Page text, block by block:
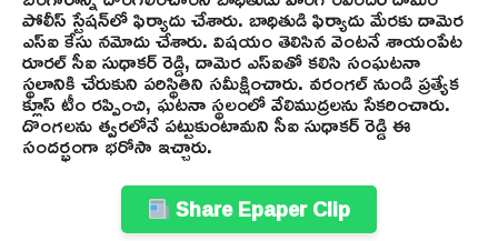
పోలీస్ స్టేషన్‌లో ఫిర్యాదు చేశారు. బాధితుడి ఫిర్యాదు మేరకు దామెర
ఎస్ఐ కేసు నమోదు చేశారు. విషయం తెలిసిన వెంటనే శాయంపేట
రూరల్ సీఐ సుధాకర్ రెడ్డి, దామెర ఎస్ఐతో కలిసి సంఘటనా
స్థలానికి చేరుకుని పరిస్థితిని సమీక్షించారు. వరంగల్ నుండి ప్రత్యేక
క్లూస్ టీం రప్పించి, ఘటనా స్థలంలో వేలిముద్రలను సేకరించారు.
దొంగలను త్వరలోనే పట్టుకుంటామని సీఐ సుధాకర్ రెడ్డి ఈ
సందర్భంగా భరోసా ఇచ్చారు.
Share Epaper Clip